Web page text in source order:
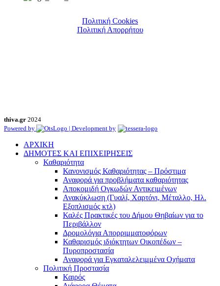
Πολιτική Cookies
Πολιτική Απορρήτου
thiva.gr 2024
Powered by
| Development by
ΑΡΧΙΚΗ
ΔΗΜΟΤΕΣ ΚΑΙ ΕΠΙΧΕΙΡΗΣΕΙΣ
Καθαριότητα
Κανονισμός Καθαριότητας – Πρόστιμα
Αναφορά για προβλήματα καθαριότητας
Αποκομιδή Ογκωδών Αντικειμένων
Ανακύκλωση (Γυαλί, Χαρτόνι, Μέταλλο, Ηλ.
Εξοπλισμός κτλ)
Καλές Πρακτικές του Δήμου Θηβαίων για το
Περιβάλλον
Δρομολόγια Απορριμματοφόρων
Καθαρισμός ιδιόκτητων Οικοπέδων –
Πυροπροστασία
Αναφορά για Εγκαταλελειμμένα Οχήματα
Πολιτική Προστασία
Καιρός